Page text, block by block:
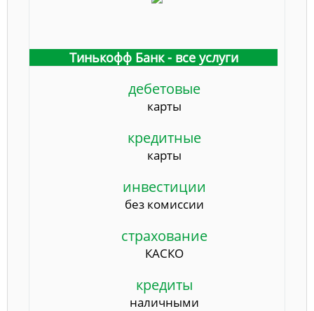
Тинькофф Банк - все услуги
дебетовые
карты
кредитные
карты
инвестиции
без комиссии
страхование
КАСКО
кредиты
наличными